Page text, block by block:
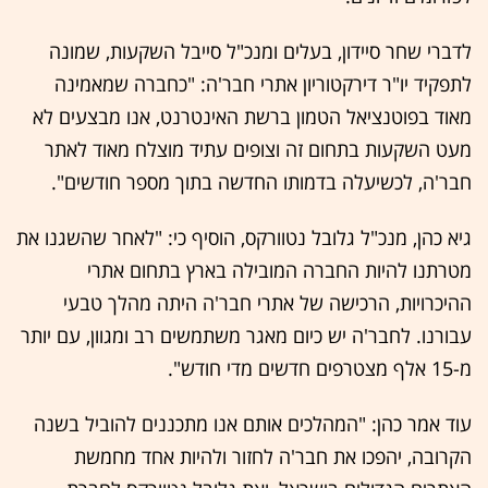
לדברי שחר סיידון, בעלים ומנכ"ל סייבל השקעות, שמונה
לתפקיד יו"ר דירקטוריון אתרי חבר'ה: "כחברה שמאמינה
מאוד בפוטנציאל הטמון ברשת האינטרנט, אנו מבצעים לא
מעט השקעות בתחום זה וצופים עתיד מוצלח מאוד לאתר
חבר'ה, לכשיעלה בדמותו החדשה בתוך מספר חודשים".
גיא כהן, מנכ"ל גלובל נטוורקס, הוסיף כי: "לאחר שהשגנו את
מטרתנו להיות החברה המובילה בארץ בתחום אתרי
ההיכרויות, הרכישה של אתרי חבר'ה היתה מהלך טבעי
עבורנו. לחבר'ה יש כיום מאגר משתמשים רב ומגוון, עם יותר
מ-15 אלף מצטרפים חדשים מדי חודש".
עוד אמר כהן: "המהלכים אותם אנו מתכננים להוביל בשנה
הקרובה, יהפכו את חבר'ה לחזור ולהיות אחד מחמשת